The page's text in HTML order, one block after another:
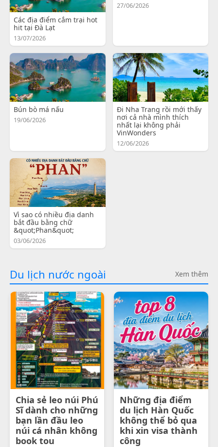
Các địa điểm cắm trại hot
hit tại Đà Lạt
13/07/2026
27/06/2026
Bún bò má nấu
19/06/2026
Đi Nha Trang rồi mới thấy
nơi cả nhà mình thích
nhất lại không phải
VinWonders
12/06/2026
Vì sao có nhiều địa danh
bắt đầu bằng chữ
&quot;Phan&quot;
03/06/2026
Du lịch nước ngoài Xem thêm
Chia sẻ leo núi Phú
Sĩ dành cho những
bạn lần đầu leo
núi cá nhân không
book tou
Những địa điểm
du lịch Hàn Quốc
không thể bỏ qua
khi xin visa thành
công